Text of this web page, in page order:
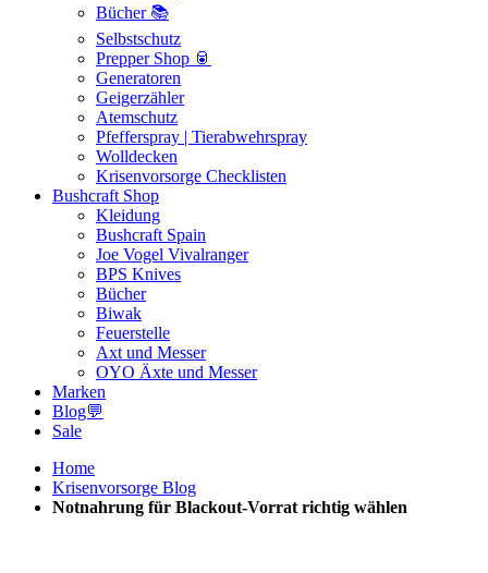
Bücher 📚
Selbstschutz
Prepper Shop 🥫
Generatoren
Geigerzähler
Atemschutz
Pfefferspray | Tierabwehrspray
Wolldecken
Krisenvorsorge Checklisten
Bushcraft Shop
Kleidung
Bushcraft Spain
Joe Vogel Vivalranger
BPS Knives
Bücher
Biwak
Feuerstelle
Axt und Messer
OYO Äxte und Messer
Marken
Blog💬
Sale
Home
Krisenvorsorge Blog
Notnahrung für Blackout-Vorrat richtig wählen